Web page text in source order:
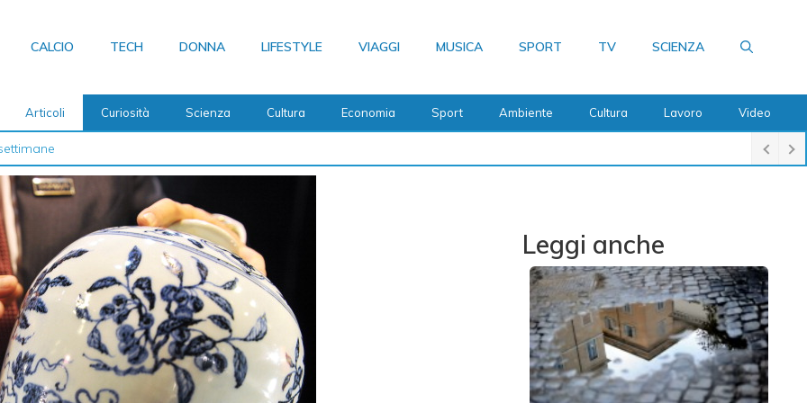
CALCIO TECH DONNA LIFESTYLE VIAGGI MUSICA SPORT TV SCIENZA
Articoli Curiosità Scienza Cultura Economia Sport Ambiente Cultura Lavoro Video
Leggi anche